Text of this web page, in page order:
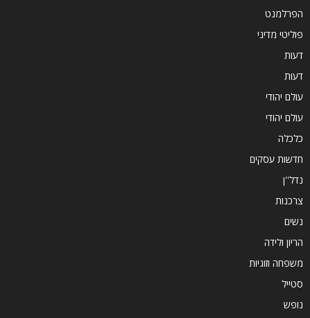
הפרלמנט
פוליטי מדיני
דעות
דעות
עולם יהודי
עולם יהודי
כלכלה
חדשות עסקים
נדל''ן
צרכנות
נשים
הריון ולידה
משפחה וזוגיות
סטייל
נופש